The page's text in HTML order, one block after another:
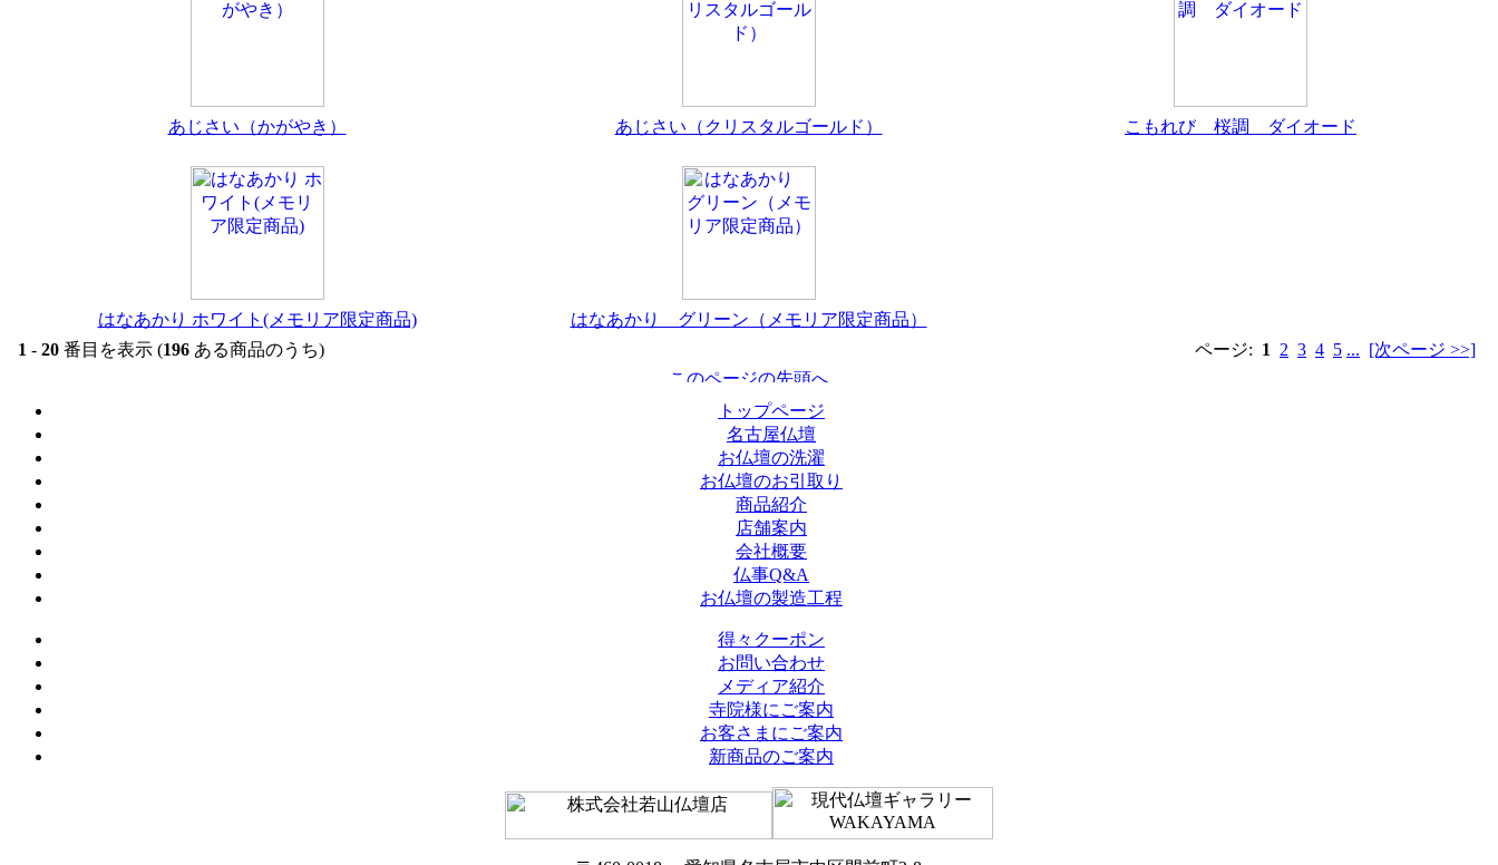
あじさい（かがやき） あじさい（クリスタルゴールド） こもれび 桜調 ダイオード
はなあかり ホワイト(メモリア限定商品)
はなあかり グリーン（メモリア限定商品）
1 - 20 番目を表示 (196 ある商品のうち) ページ: 1 2 3 4 5 ... [次ページ >>]
トップページ
名古屋仏壇
お仏壇の洗濯
お仏壇のお引取り
商品紹介
店舗案内
会社概要
仏事Q&A
お仏壇の製造工程
得々クーポン
お問い合わせ
メディア紹介
寺院様にご案内
お客さまにご案内
新商品のご案内